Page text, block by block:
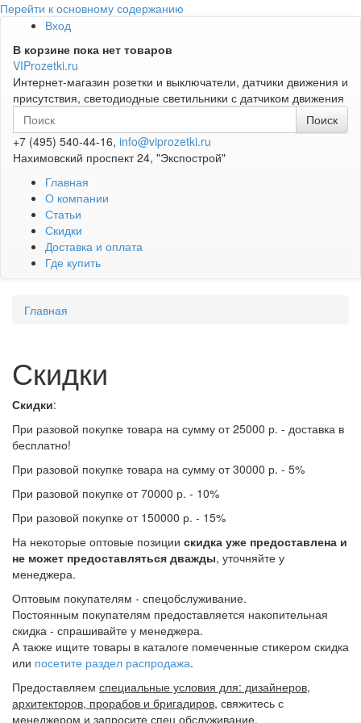
Перейти к основному содержанию
Вход
В корзине пока нет товаров
VIProzetki.ru
Интернет-магазин розетки и выключатели, датчики движения и
присутствия, светодиодные светильники с датчиком движения
+7 (495) 540-44-16, info@viprozetki.ru
Нахимовский проспект 24, "Экспострой"
Главная
О компании
Статьи
Скидки
Доставка и оплата
Где купить
Главная
Скидки
Скидки:
При разовой покупке товара на сумму от 25000 р. - доставка в
бесплатно!
При разовой покупке товара на сумму от 30000 р. - 5%
При разовой покупке от 70000 р. - 10%
При разовой покупке от 150000 р. - 15%
На некоторые оптовые позиции скидка уже предоставлена и
не может предоставляться дважды, уточняйте у
менеджера.
Оптовым покупателям - спецобслуживание.
Постоянным покупателям предоставляется накопительная
скидка - спрашивайте у менеджера.
А также ищите товары в каталоге помеченные стикером скидка
или посетите раздел распродажа.
Предоставляем специальные условия для: дизайнеров,
архитекторов, прорабов и бригадиров, свяжитесь с
менеджером и запросите спец обслуживание.